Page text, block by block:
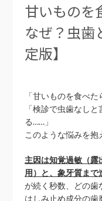
甘いものを
なぜ？虫歯
定版】
「甘いものを食べ
「検診で虫歯なし
る……」
このような悩みを抱
主因は知覚過敏（
用）と、象牙質まで
が続く秒数、どの歯
はしみ止め成分の